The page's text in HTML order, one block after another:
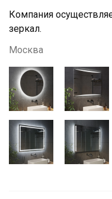
Компания
зеркал.
Москва